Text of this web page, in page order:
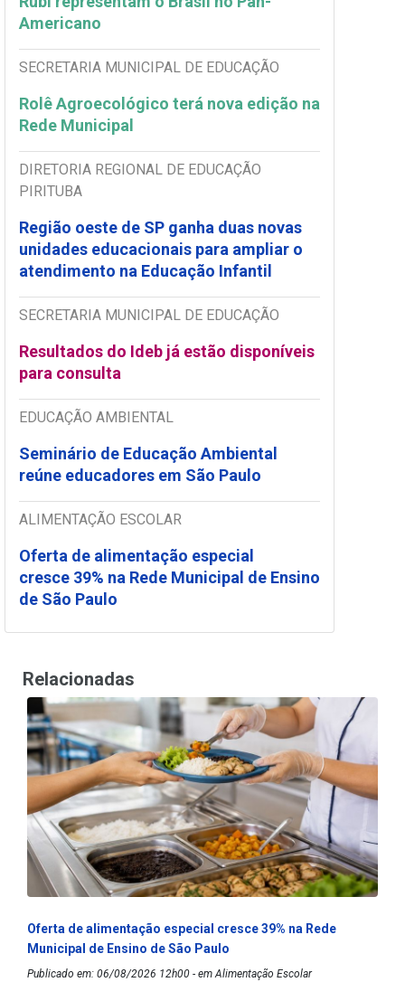
Americano
SECRETARIA MUNICIPAL DE EDUCAÇÃO
Rolê Agroecológico terá nova edição na
Rede Municipal
DIRETORIA REGIONAL DE EDUCAÇÃO
PIRITUBA
Região oeste de SP ganha duas novas
unidades educacionais para ampliar o
atendimento na Educação Infantil
SECRETARIA MUNICIPAL DE EDUCAÇÃO
Resultados do Ideb já estão disponíveis
para consulta
EDUCAÇÃO AMBIENTAL
Seminário de Educação Ambiental
reúne educadores em São Paulo
ALIMENTAÇÃO ESCOLAR
Oferta de alimentação especial
cresce 39% na Rede Municipal de Ensino
de São Paulo
Relacionadas
Oferta de alimentação especial cresce 39% na Rede
Municipal de Ensino de São Paulo
Publicado em: 06/08/2026 12h00 - em Alimentação Escolar